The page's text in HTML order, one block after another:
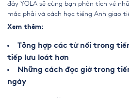
đây YOLA sẽ cùng bạn phân tích về
mắc phải và cách học tiếng Anh giao
Xem thêm:
Tổng hợp các từ nối trong
tiếp lưu loát hơn
Những cách đọc giờ trong
ngày